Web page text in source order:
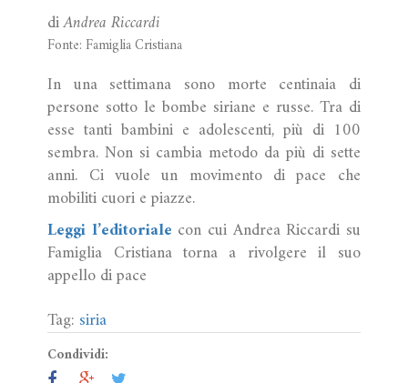
diAndrea Riccardi
Fonte: Famiglia Cristiana
In una settimana sono morte centinaia di
persone sotto le bombe siriane e russe. Tra di
esse tanti bambini e adolescenti, più di 100
sembra. Non si cambia metodo da più di sette
anni. Ci vuole un movimento di pace che
mobiliti cuori e piazze.
Leggi l’editoriale con cui Andrea Riccardi su
Famiglia Cristiana torna a rivolgere il suo
appello di pace
Tag: siria
Condividi: